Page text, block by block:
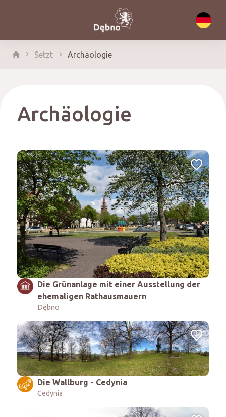
Setzt Archäologie
Archäologie
Die Grünanlage mit einer Ausstellung der
ehemaligen Rathausmauern
Dębno
Die Wallburg - Cedynia
Cedynia